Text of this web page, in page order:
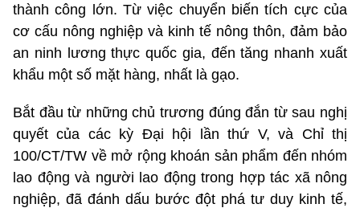
thành công lớn. Từ việc chuyển biến tích cực của
cơ cấu nông nghiệp và kinh tế nông thôn, đảm bảo
an ninh lương thực quốc gia, đến tăng nhanh xuất
khẩu một số mặt hàng, nhất là gạo.
Bắt đầu từ những chủ trương đúng đắn từ sau nghị
quyết của các kỳ Đại hội lần thứ V, và Chỉ thị
100/CT/TW về mở rộng khoán sản phẩm đến nhóm
lao động và người lao động trong hợp tác xã nông
nghiệp, đã đánh dấu bước đột phá tư duy kinh tế,